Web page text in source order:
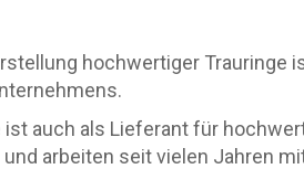
hochwertiger Trauringe
auch als Lieferant für
arbeiten seit vielen Jahren